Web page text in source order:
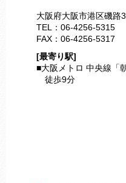
大阪府大阪市港区磯路
TEL：06-4256-5315
FAX：06-4256-5317
[最寄り駅]
■大阪メトロ 中央線「
徒歩9分